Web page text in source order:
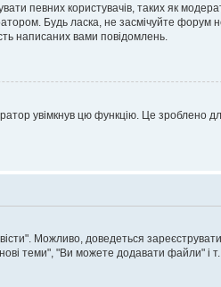
певних користувачів, таких як
Будь ласка, не засмічуйте форум
написаних вами повідомлень.
увімкнув цю функцію. Це зроблено
Можливо, доведеться
теми", "Ви можете додавати файли" і т.